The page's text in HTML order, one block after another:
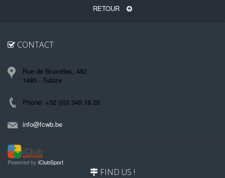
RETOUR
CONTACT
Rue de Bruxelles, 482
1480 - Tubize
Phone: +32 (0)2 349.19.28
info@fcwb.be
Powered by iClubSport
FIND US !